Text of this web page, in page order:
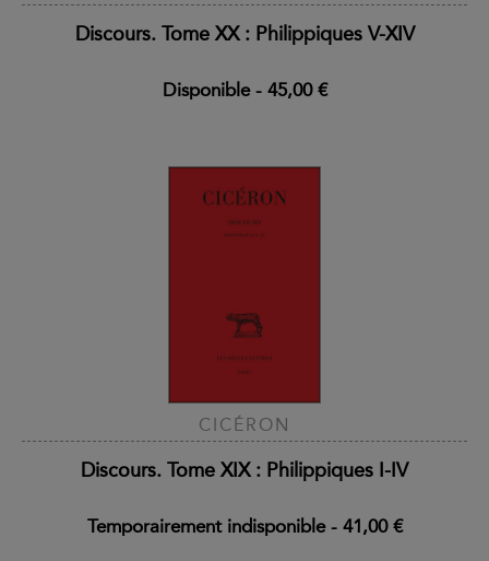
Discours. Tome XX : Philippiques V-XIV
Disponible- 45,00 €
CICÉRON
Discours. Tome XIX : Philippiques I-IV
Temporairement indisponible- 41,00 €